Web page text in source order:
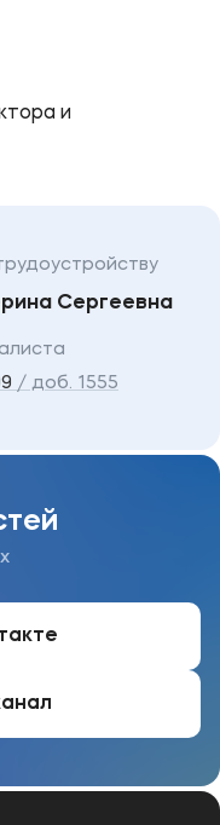
и
Сергеевна
/ доб. 1555